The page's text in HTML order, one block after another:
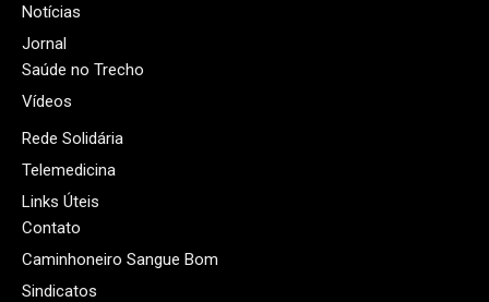
Notícias
Jornal
Saúde no Trecho
Vídeos
Rede Solidária
Telemedicina
Links Úteis
Contato
Caminhoneiro Sangue Bom
Sindicatos